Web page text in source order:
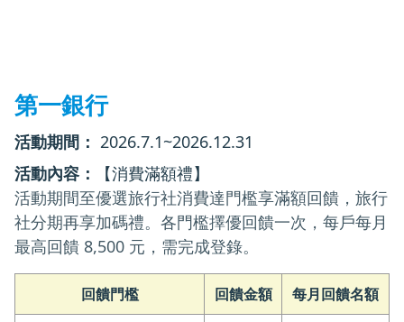
第一銀行
活動期間： 2026.7.1~2026.12.31
活動內容：
【消費滿額禮】
活動期間至優選旅行社消費達門檻享滿額回饋，旅行
社分期再享加碼禮。各門檻擇優回饋一次，每戶每月
最高回饋 8,500 元，需完成登錄。
回饋門檻 回饋金額 每月回饋名額